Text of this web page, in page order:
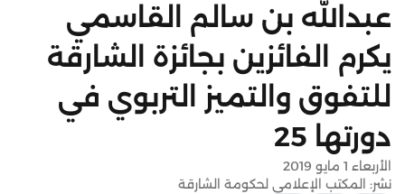
عبدالله بن سالم القاسمي
يكرم الفائزين بجائزة الشارقة
للتفوق والتميز التربوي في
دورتها 25
الأربعاء 1 مايو 2019
نشر: المكتب الإعلامي لحكومة الشارقة